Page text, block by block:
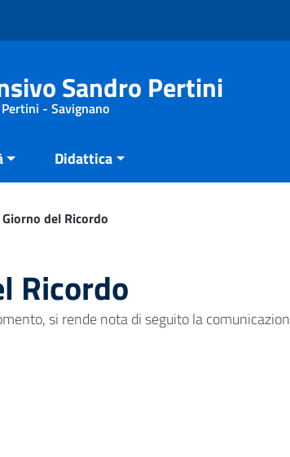
Sandro Pertini
- Savignano
Didattica
del Ricordo
Ricordo
si rende nota di seguito la